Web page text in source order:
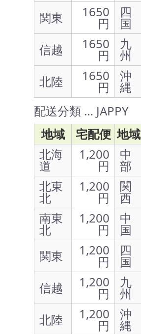
関東
1650
円
四
国
信越
1650
円
九
州
北陸
1650
円
沖
縄
配送分類 … JAPPY
地域
宅配便 地域
北海
道
1,200
円
中
部
北東
北
1,200
円
関
西
南東
北
1,200
円
中
国
関東
1,200
円
四
国
信越
1,200
円
九
州
北陸
1,200
円
沖
縄